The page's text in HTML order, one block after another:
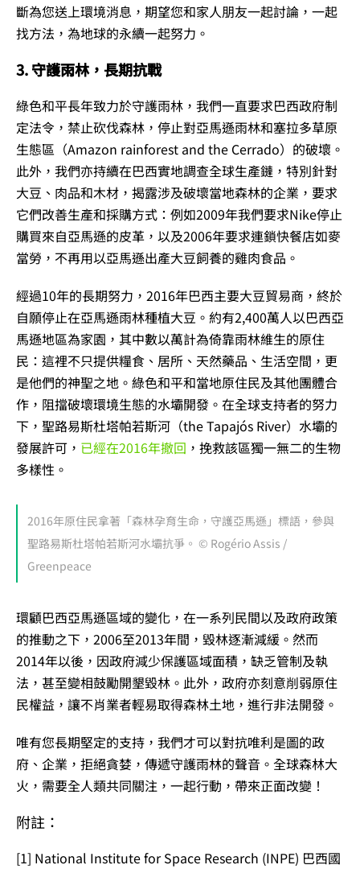
斷為您送上環境消息，期望您和家人朋友一起討論，一起
找方法，為地球的永續一起努力。
3. 守護雨林，長期抗戰
綠色和平長年致力於守護雨林，我們一直要求巴西政府制
定法令，禁止砍伐森林，停止對亞馬遜雨林和塞拉多草原
生態區（Amazon rainforest and the Cerrado）的破壞。
此外， 我們亦持續在巴西實地調查全球生產鏈，特別針對
大豆、肉品和木材，揭露涉及破壞當地森林的企業，要求
它們改善生產和採購方式：例如2009年我們要求Nike停止
購買來自亞馬遜的皮革，以及2006年要求連鎖快餐店如麥
當勞，不再用以亞馬遜出產大豆飼養的雞肉食品。
經過10年的長期努力，2016年巴西主要大豆貿易商，終於
自願停止在亞馬遜雨林種植大豆。 約有2,400萬人以巴西亞
馬遜地區為家園，其中數以萬計為倚靠雨林維生的原住
民：這裡不只提供糧食、居所、天然藥品、生活空間，更
是他們的神聖之地。綠色和平和當地原住民及其他團體合
作，阻擋破壞環境生態的水壩開發。在全球支持者的努力
下，聖路易斯杜塔帕若斯河（the Tapajós River）水壩的
發展許可， 已經在2016年撤回 ，挽救該區獨一無二的生物
多樣性。
2016年原住民拿著「森林孕育生命，守護亞馬遜」標語，參與
聖路易斯杜塔帕若斯河水壩抗爭。 © Rogério Assis /
Greenpeace
環顧巴西亞馬遜區域的變化， 在一系列民間以及政府政策
的推動之下，2006至2013年間，毀林逐漸減緩。然而
2014年以後，因政府減少保護區域面積，缺乏管制及執
法，甚至變相鼓勵開墾毀林。此外，政府亦刻意削弱原住
民權益，讓不肖業者輕易取得森林土地，進行非法開發。
唯有您長期堅定的支持，我們才可以對抗唯利是圖的政
府、企業，拒絕貪婪，傳遞守護雨林的聲音。全球森林大
火，需要全人類共同關注，一起行動，帶來正面改變！
附註：
[1] National Institute for Space Research (INPE) 巴西國